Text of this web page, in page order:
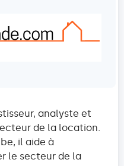
analyste et
de la location.
il aide à
le secteur de la